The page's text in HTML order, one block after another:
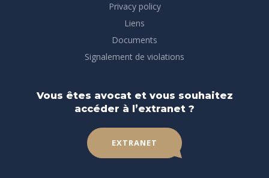
Privacy policy
Liens
Documents
Signalement de violations
Vous êtes avocat et vous souhaitez
accéder à l’extranet ?
EXTRANET